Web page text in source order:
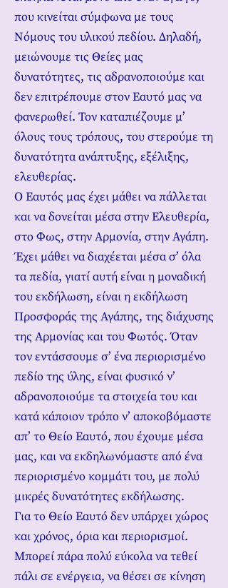
που κινείται σύμφωνα με τους
Νόμους του υλικού πεδίου. Δηλαδή,
μειώνουμε τις Θείες μας
δυνατότητες, τις αδρανοποιούμε και
δεν επιτρέπουμε στον Εαυτό μας να
φανερωθεί. Τον καταπιέζουμε μ’
όλους τους τρόπους, του στερούμε τη
δυνατότητα ανάπτυξης, εξέλιξης,
ελευθερίας.
Ο Εαυτός μας έχει μάθει να πάλλεται
και να δονείται μέσα στην Ελευθερία,
στο Φως, στην Αρμονία, στην Αγάπη.
Έχει μάθει να διαχέεται μέσα σ’ όλα
τα πεδία, γιατί αυτή είναι η μοναδική
του εκδήλωση, είναι η εκδήλωση
Προσφοράς της Αγάπης, της διάχυσης
της Αρμονίας και του Φωτός. Όταν
τον εντάσσουμε σ’ ένα περιορισμένο
πεδίο της ύλης, είναι φυσικό ν’
αδρανοποιούμε τα στοιχεία του και
κατά κάποιον τρόπο ν’ αποκοβόμαστε
απ’ το Θείο Εαυτό, που έχουμε μέσα
μας, και να εκδηλωνόμαστε από ένα
περιορισμένο κομμάτι του, με πολύ
μικρές δυνατότητες εκδήλωσης.
Για το Θείο Εαυτό δεν υπάρχει χώρος
και χρόνος, όρια και περιορισμοί.
Μπορεί πάρα πολύ εύκολα να τεθεί
πάλι σε ενέργεια, να θέσει σε κίνηση